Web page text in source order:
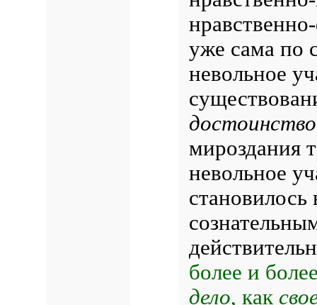
уже сама по
невольное
достоинство
мироздания
невольное
более и
дело, как